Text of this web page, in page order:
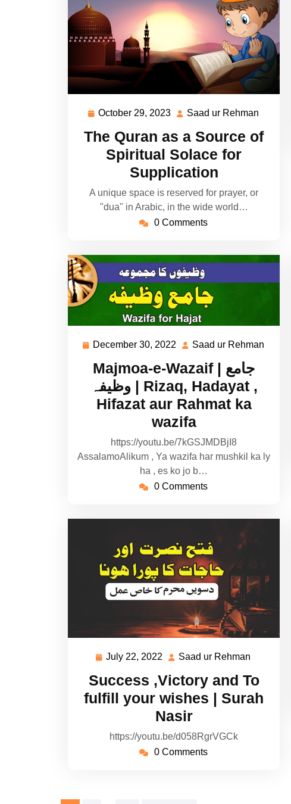
October 29, 2023 October
2023
Saad ur Rehman
Rehman
The Quran as a Source of
Spiritual Solace for
Supplication
A unique space is reserved for prayer, or
"dua" in Arabic, in the wide world…
0 Comments
December 30, 2022 December
2022
Saad ur Rehman
Majmoa-e-Wazaif | جامع
وظیفہ | Rizaq, Hadayat ,
Hifazat aur Rahmat ka
wazifa
https://youtu.be/7kGSJMDBjI8
AssalamoAlikum , Ya wazifa har mushkil ka ly
ha , es ko jo b…
0 Comments
July 22, 2022
July
2022
Saad ur Rehman
Rehman
Success ,Victory and To
fulfill your wishes | Surah
Nasir
https://youtu.be/d058RgrVGCk
0 Comments